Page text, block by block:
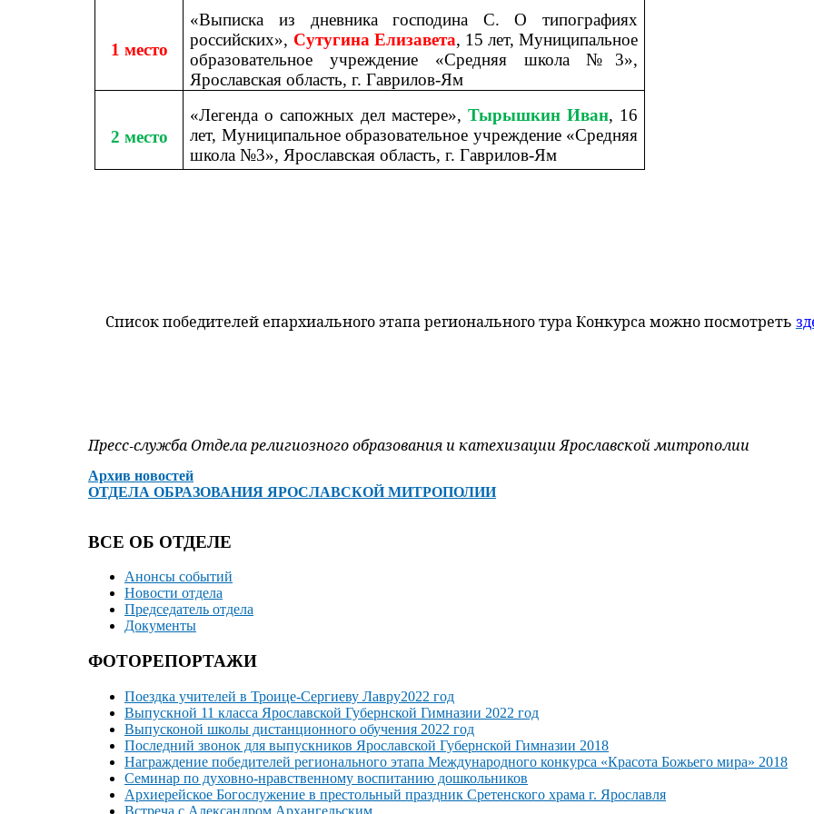
1 место
«Выписка из дневника господина С. О типографиях
российских», Сутугина Елизавета, 15 лет, Муниципальное
образовательное учреждение «Средняя школа №3»,
Ярославская область, г. Гаврилов-Ям
2 место
«Легенда о сапожных дел мастере»,Тырышкин Иван, 16
лет, Муниципальное образовательное учреждение «Средняя
школа №3», Ярославская область, г. Гаврилов-Ям
Список победителей епархиального этапа регионального тура Конкурса можно посмотреть
Пресс-служба Отдела религиозного образования и катехизации Ярославской митрополии
Архив новостей
ОТДЕЛА ОБРАЗОВАНИЯ ЯРОСЛАВСКОЙ МИТРОПОЛИИ
ВСЕ ОБ ОТДЕЛЕ
Анонсы событий
Новости отдела
Председатель отдела
Документы
ФОТОРЕПОРТАЖИ
Поездка учителей в Троице-Сергиеву Лавру2022 год
Выпускной 11 класса Ярославской Губернской Гимназии 2022 год
Выпусконой школы дистанционного обучения 2022 год
Последний звонок для выпускников Ярославской Губернской Гимназии 2018
Награждение победителей регионального этапа Международного конкурса «Красота Божьего мира» 2018
Семинар по духовно-нравственному воспитанию дошкольников
Архиерейское Богослужение в престольный праздник Сретенского храма г. Ярославля
Встреча с Александром Архангельским